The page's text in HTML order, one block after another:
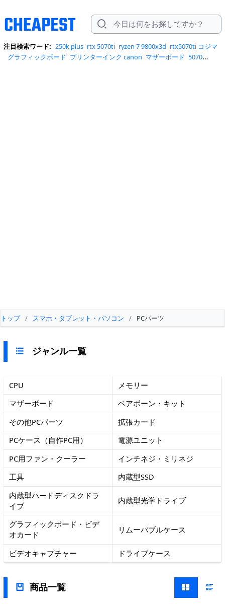
注目検索ワード: 250k plus rtx 5070ti ryzen 7 9800x3d rtx5070ti コジマ
グラフィックボード プリンターインク canon マザーボード 5070
トップ / スマホ・タブレット・パソコン / PCパーツ
ジャンル一覧
CPU
メモリー
マザーボード
ベアボーン・キット
その他PCパーツ
拡張カード
PCケース（自作PC用）
電源ユニット
PC用ファン・クーラー
インチネジ・ミリネジ
工具
内蔵型SSD
内蔵型ハードディスクドラ
イブ
内蔵型光学ドライブ
グラフィックボード・ビデ
オカード
リムーバブルケース
ビデオキャプチャー ドライブケース
商品一覧